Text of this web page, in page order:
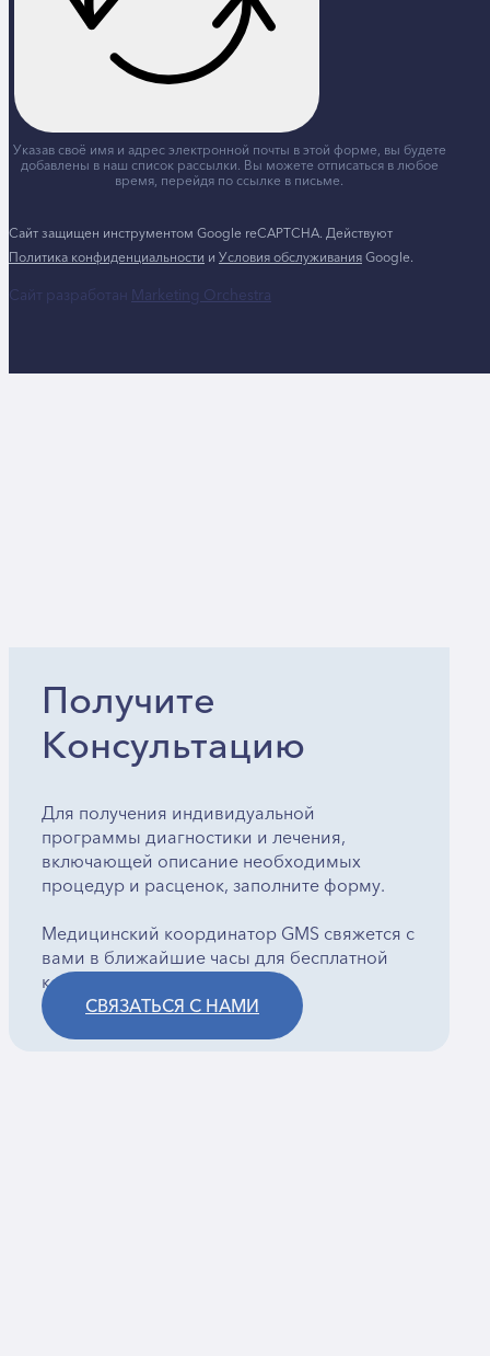
Указав своё имя и адрес электронной почты в этой форме, вы будете
добавлены в наш список рассылки. Вы можете отписаться в любое
время, перейдя по ссылке в письме.
Сайт защищен инструментом Google reCAPTCHA. Действуют
Политика конфиденциальностииУсловия обслуживанияGoogle.
Сайт разработан Marketing Orchestra
Получите
Консультацию
Для получения индивидуальной
программы диагностики и лечения,
включающей описание необходимых
процедур и расценок, заполните форму.
Медицинский координатор GMS свяжется с
вами в ближайшие часы для бесплатной
консультации.
СВЯЗАТЬСЯ С НАМИ